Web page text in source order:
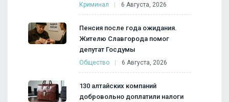
Криминал 6 Августа, 2026
Пенсия после года ожидания.
Жителю Славгорода помог
депутат Госдумы
Общество 6 Августа, 2026
130 алтайских компаний
добровольно доплатили налоги